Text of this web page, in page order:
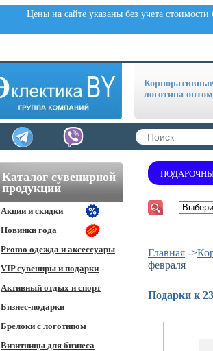
Цены на сайте указаны без учета
логотипа оптом
Каталог сувенирной
продукции
Акции и скидки
Новинки года
Promo одежда и аксессуары
VIP сувениры и подарки
Активный отдых и спорт
Бизнес-подарки
Брелоки с логотипом
Визитницы для бизнеса
Главная ->
февраля
Подарки к